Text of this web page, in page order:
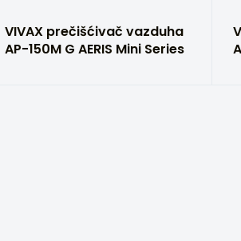
VIVAX prečišćivač vazduha
AP-150M G AERIS Mini Series